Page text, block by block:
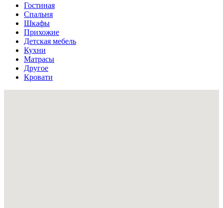
Гостиная
Спальня
Шкафы
Прихожие
Детская мебель
Кухни
Матрасы
Другое
Кровати